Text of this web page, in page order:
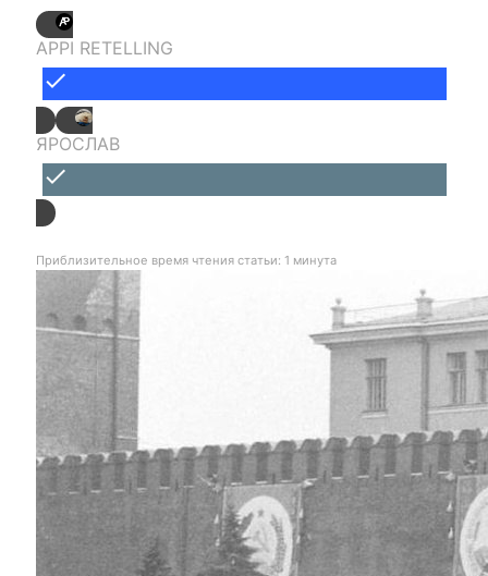
APPI RETELLING
done
ЯРОСЛАВ
done
Приблизительное время чтения статьи: 1 минута